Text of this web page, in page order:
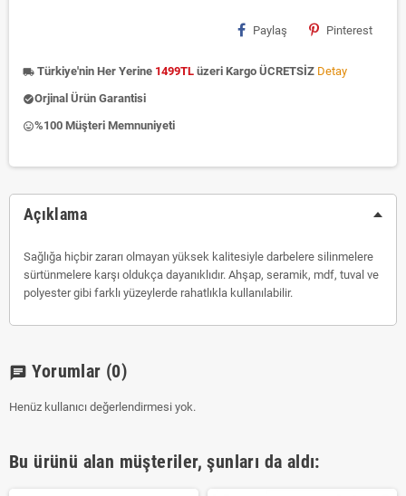
Paylaş Pinterest
local_shipping Türkiye'nin Her Yerine 1499TL üzeri Kargo ÜCRETSİZ Detay
check_circleOrjinal Ürün Garantisi
insert_emoticon%100 Müşteri Memnuniyeti
Açıklama
Sağlığa hiçbir zararı olmayan yüksek kalitesiyle darbelere silinmelere
sürtünmelere karşı oldukça dayanıklıdır. Ahşap, seramik, mdf, tuval ve
polyester gibi farklı yüzeylerde rahatlıkla kullanılabilir.
chat Yorumlar (0)
Henüz kullanıcı değerlendirmesi yok.
Bu ürünü alan müşteriler, şunları da aldı: